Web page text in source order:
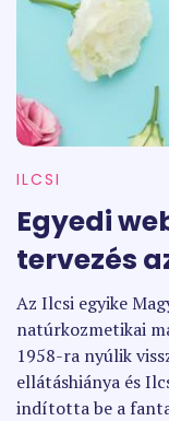
ILCSI
Egyedi
tervezés
Az Ilcsi egyike
natúrkozmetikai
1958-ra nyúlik
ellátáshiánya és
indította be a